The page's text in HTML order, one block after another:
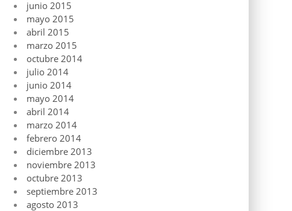
junio 2015
mayo 2015
abril 2015
marzo 2015
octubre 2014
julio 2014
junio 2014
mayo 2014
abril 2014
marzo 2014
febrero 2014
diciembre 2013
noviembre 2013
octubre 2013
septiembre 2013
agosto 2013